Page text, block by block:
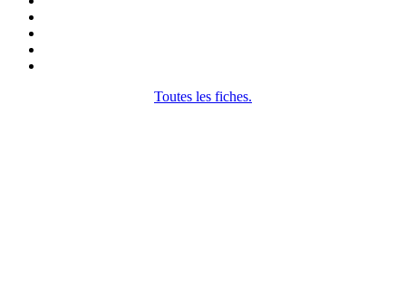
Toutes les fiches.